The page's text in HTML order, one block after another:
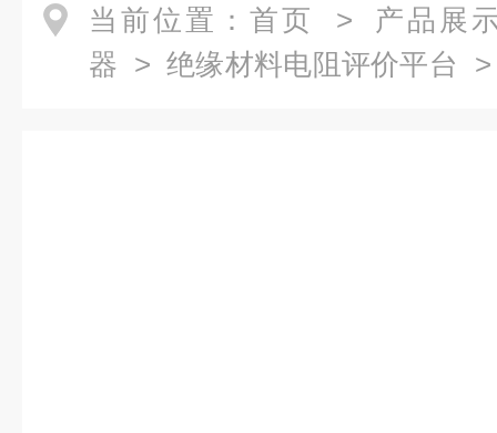
当前位置： 首页 > 产品展
器 > 绝缘材料电阻评价平台